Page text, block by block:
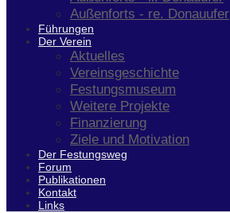
Außenforts - re. Donauufer
Führungen
Der Verein
Aktuelles
Vereinsgeschichte
Festungsmuseum
Weitere Projekte
Finanzierung
Ziele und Motivation
Der Festungsweg
Forum
Publikationen
Kontakt
Links